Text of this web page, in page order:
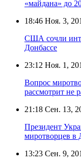
«майдана» до
18:46 Ноя. 3,
США сочли
Донбассе
23:12 Ноя. 1,
Вопрос
рассмотрит не
21:18 Сен. 13,
Президент
миротворцев в
13:23 Сен. 9,